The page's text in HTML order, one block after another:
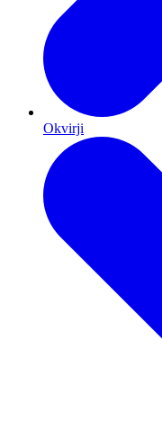
Okvirji